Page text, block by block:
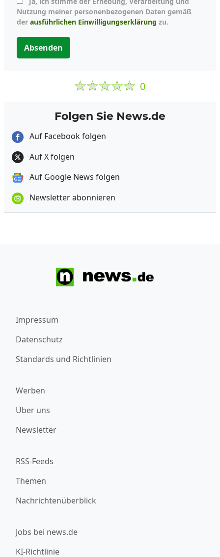
Nutzung meiner personenbezogenen Daten gemäß
der ausführlichen Einwilligungserklärung zu.
Absenden
0
Folgen Sie News.de
Auf Facebook folgen
Auf X folgen
Auf Google News folgen
Newsletter abonnieren
Impressum
Datenschutz
Standards und Richtlinien
Werben
Über uns
Newsletter
RSS-Feeds
Themen
Nachrichtenüberblick
Jobs bei news.de
KI-Richtlinie